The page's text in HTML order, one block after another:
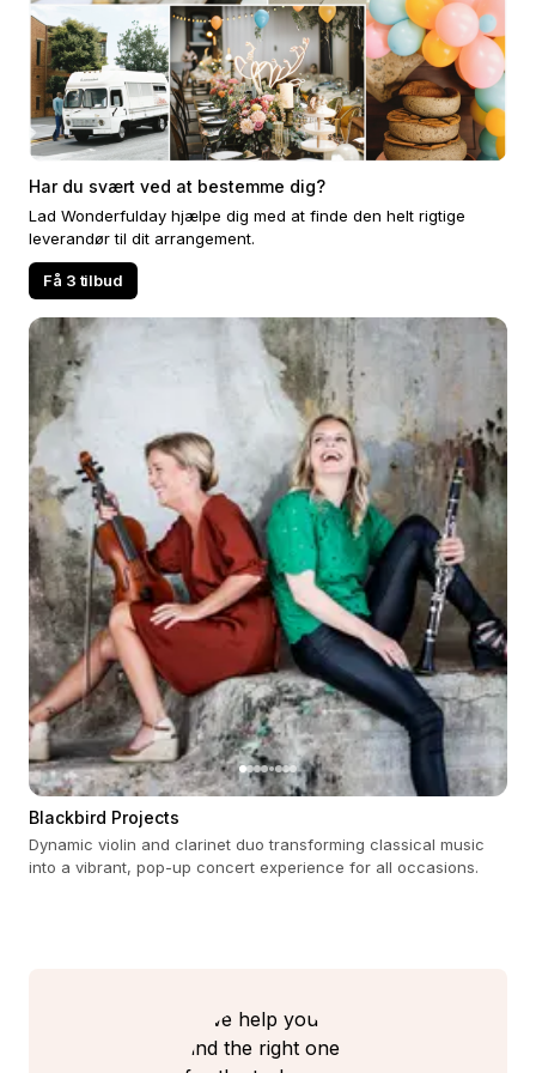
Har du svært ved at bestemme dig?
Lad Wonderfulday hjælpe dig med at finde den helt rigtige
leverandør til dit arrangement.
Få 3 tilbud
Blackbird Projects
Dynamic violin and clarinet duo transforming classical music
into a vibrant, pop-up concert experience for all occasions.